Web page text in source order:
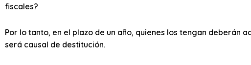
fiscales?
Por lo tanto, en el plazo de un año, quienes los tengan deberán
será causal de destitución.